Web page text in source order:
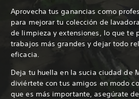
Aprovecha tus ganancias como
para mejorar tu colección de
de limpieza y extensiones, lo que te
trabajos más grandes y dejar todo
eficacia.
Deja tu huella en la sucia ciudad de
diviértete con tus amigos en modo
que es más importante, asegúrate